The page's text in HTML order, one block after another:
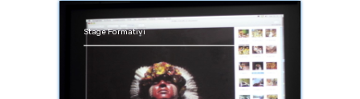
Stage Formativi